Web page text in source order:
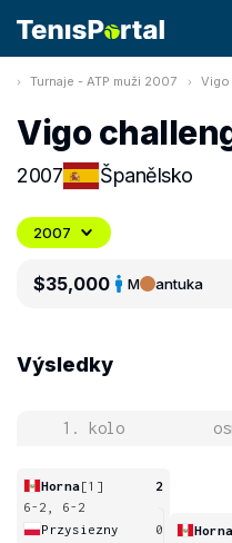
Turnaje - ATP muži 2007 Vigo
Vigo
2007 Španělsko
2007
$35,000 M antuka
Výsledky
1. kolo
Horna[1]
2
6-2, 6-2
Przysiezny
0 Horna